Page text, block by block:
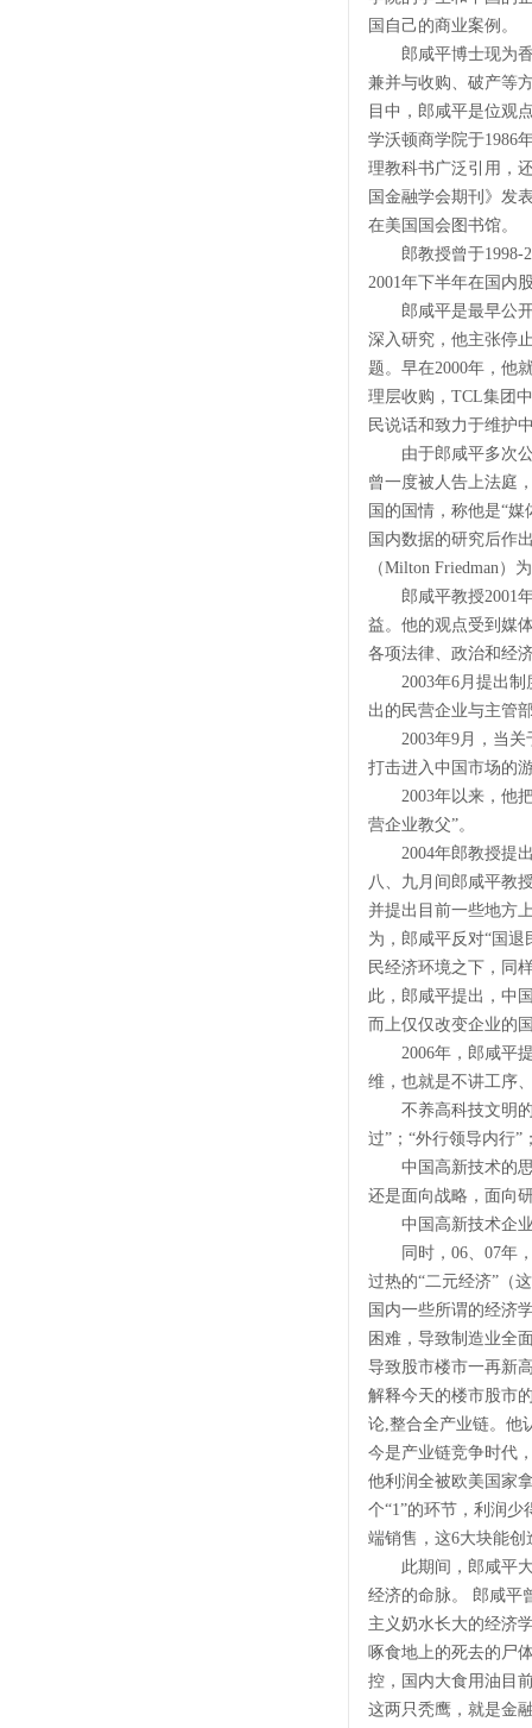
国自己的商业案例。
郎咸平博士现为香
兼并与收购、破产等
目中，郎咸平是位观
学沃顿商学院于1986
理教科书广泛引用，
国金融学会期刊》发
在美国国会图书馆。
郎教授曾于1998-
2001年下半年在国内
郎咸平是最早公开
深入研究，他主张停
题。早在2000年，他
理层收购，TCL集团
民说话和致力于维护
由于郎咸平多次公
曾一度被人告上法庭
国的国情，称他是“
国内数据的研究后作
（Milton Friedman）
郎咸平教授2001年
益。他的观点受到媒
各项法律、政治和经
2003年6月提出制度
出的民营企业与主管
2003年9月，当关
打击进入中国市场的
2003年以来，他把
营企业教父”。
2004年郎教授提出“
八、九月间郎咸平教
并提出目前一些地方
为，郎咸平反对“国
民经济环境之下，同
此，郎咸平提出，中
而上仅仅改变企业的
2006年，郎咸平提
维，也就是不讲工序
不养高科技文明的
过”；“外行领导内行”
中国高新技术的思
还是面向战略，面向
中国高新技术企业
同时，06、07年，
过热的“二元经济”（
国内一些所谓的经济
困难，导致制造业全
导致股市楼市一再新
解释今天的楼市股市
论,整合全产业链。他
今是产业链竞争时代
他利润全被欧美国家
个“1”的环节，利润
端销售，这6大块能
此期间，郎咸平大
经济的命脉。 郎咸平
主义奶水长大的经济
啄食地上的死去的尸
控，国内大食用油目
这两只秃鹰，就是金